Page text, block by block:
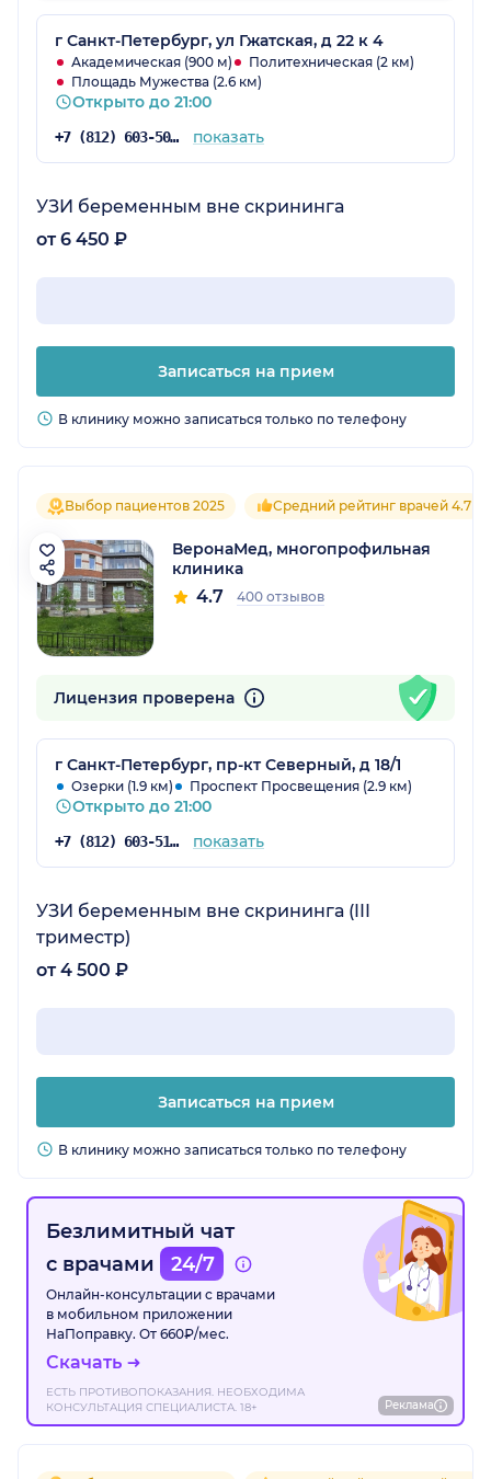
узи. Неоднократно сдавала там кровь,тоже
все отлично проходило.
г Санкт-Петербург, ул Гжатская, д 22 к 4
Академическая (900 м)
Политехническая (2 км)
Площадь Мужества (2.6 км)
Открыто до 21:00
+7 (812) 603-50-02 показать
УЗИ беременным вне скрининга
от 6 450 ₽
Записаться на прием
В клинику можно записаться только по телефону
Выбор пациентов 2025 Средний рейтинг врачей 4.7
ВеронаМед, многопрофильная
клиника
4.7 400 отзывов
Лицензия проверена
г Санкт-Петербург, пр-кт Северный, д 18/1
Озерки (1.9 км) Проспект Просвещения (2.9 км)
Открыто до 21:00
+7 (812) 603-51-16 показать
УЗИ беременным вне скрининга (III
триместр)
от 4 500 ₽
Записаться на прием
В клинику можно записаться только по телефону
Безлимитный чат
с врачами
24/7
Онлайн-консультации с врачами
в мобильном приложении
НаПоправку. От 660₽/мес.
Скачать
ЕСТЬ ПРОТИВОПОКАЗАНИЯ. НЕОБХОДИМА
КОНСУЛЬТАЦИЯ СПЕЦИАЛИСТА. 18+
Реклама